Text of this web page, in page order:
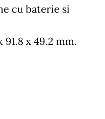
cu baterie si
91.8 x 49.2 mm.